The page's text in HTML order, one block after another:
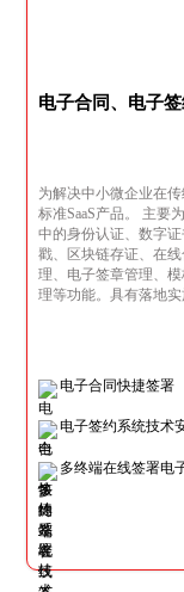
电子合同、电子签
为解决中小微企业在
标准SaaS产品。 主要
中的身份认证、数字
戳、区块链存证、在
理、电子签章管理、
理等功能。具有落地
电子合同快捷签署
电子签约系统技术
多终端在线签署电